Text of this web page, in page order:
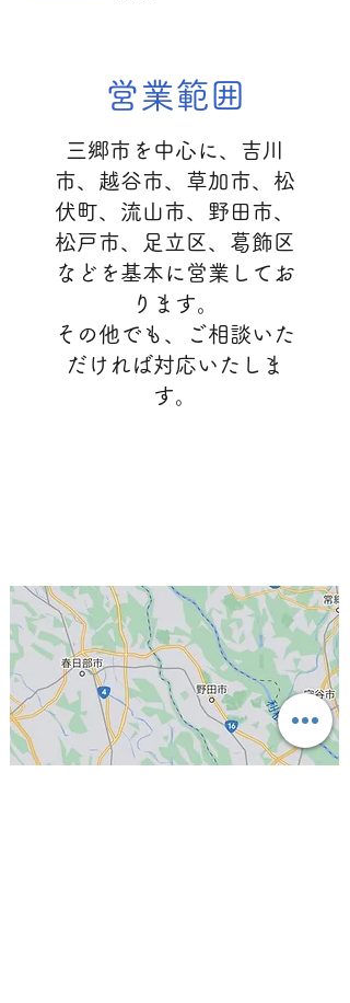
​​営業範囲
三郷市を中心に、吉川
市、越谷市、草加市、松
伏町、 流山市、野田市、
松戸市、足立区、葛飾区
など を基本に営業してお
ります。
​その他でも、ご相談いた
だければ対応いたしま
す。